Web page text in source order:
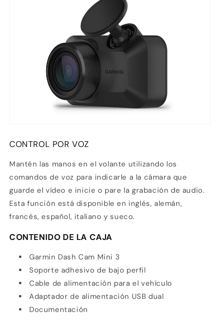
CONTROL POR VOZ
Mantén las manos en el volante utilizando los
comandos de voz para indicarle a la cámara que
guarde el vídeo e inicie o pare la grabación de audio.
Esta función está disponible en inglés, alemán,
francés, español, italiano y sueco.
CONTENIDO DE LA CAJA
Garmin Dash Cam Mini 3
Soporte adhesivo de bajo perfil
Cable de alimentación para el vehículo
Adaptador de alimentación USB dual
Documentación